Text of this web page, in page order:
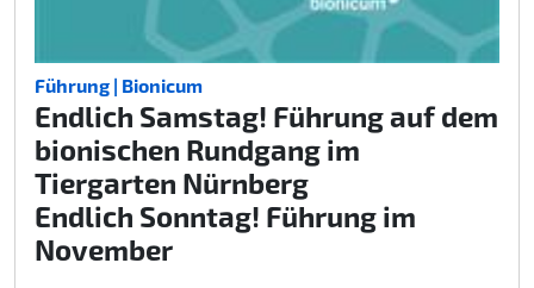
Führung | Bionicum
Endlich Samstag! Führung auf dem
bionischen Rundgang im
Tiergarten Nürnberg
Endlich Sonntag! Führung im
November